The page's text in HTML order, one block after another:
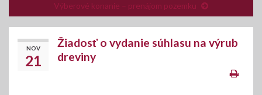
Výberové konanie – prenájom pozemku
NOV
21
Žiadosť o vydanie súhlasu na výrub
dreviny